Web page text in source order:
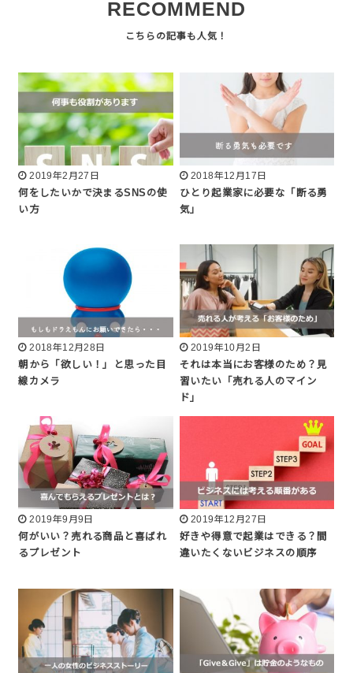
RECOMMEND
2019年2月27日
何をしたいかで決まるSNSの使
い方
2018年12月17日
ひとり起業家に必要な「断る勇
気」
2018年12月28日
朝から「欲しい！」と思った目
線カメラ
2019年10月2日
それは本当にお客様のため？見
習いたい「売れる人のマイン
ド」
2019年9月9日
何がいい？売れる商品と喜ばれ
るプレゼント
2019年12月27日
好きや得意で起業はできる？間
違いたくないビジネスの順序